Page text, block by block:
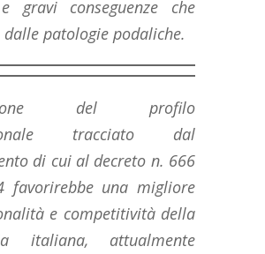
gravi conseguenze che
dalle patologie podaliche.
del profilo
tracciato dal
di cui al decreto n. 666
favorirebbe una migliore
e competitività della
italiana, attualmente